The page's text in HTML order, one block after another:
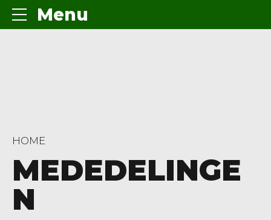
Menu
HOME
MEDEDELINGE
N